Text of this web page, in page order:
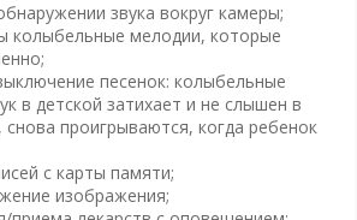
звука вокруг камеры;
колыбельные мелодии, которые
песенок: колыбельные
в детской затихает и не слышен в
снова проигрываются, когда ребенок
с карты памяти;
изображения;